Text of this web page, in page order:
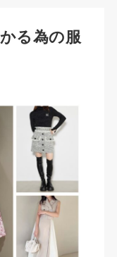
る為の服